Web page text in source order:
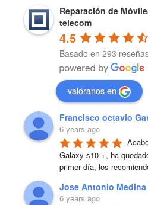
Reparación de
telecom
4.5
Basado en 293
valóranos en
Francisco octavio
6 years ago
Galaxy s10 +, ha
primer día, los
Jose Antonio Medina
6 years ago